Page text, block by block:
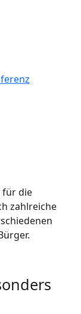
für die
zahlreiche